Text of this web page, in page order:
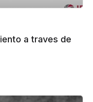
a traves de